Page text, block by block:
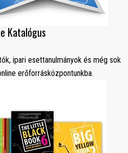
Katalógus
ipari esettanulmányok és még sok
erőforrásközpontunkba.